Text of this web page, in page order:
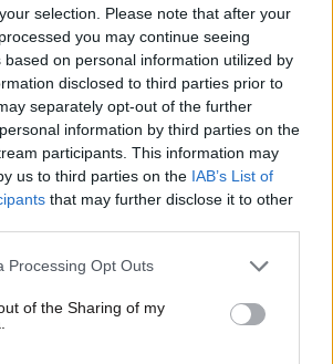
selection. Please note that after your
you may continue seeing
based on personal information utilized by
disclosed to third parties prior to
separately opt-out of the further
information by third parties on the
participants. This information may
us to third parties on the IAB’s List of
that may further disclose it to other
website/app uses one or more Google
or usage behaviour. You may click to
to Google and its third-party tags to
specified purposes in below Google
Processing Opt Outs
of the Sharing of my